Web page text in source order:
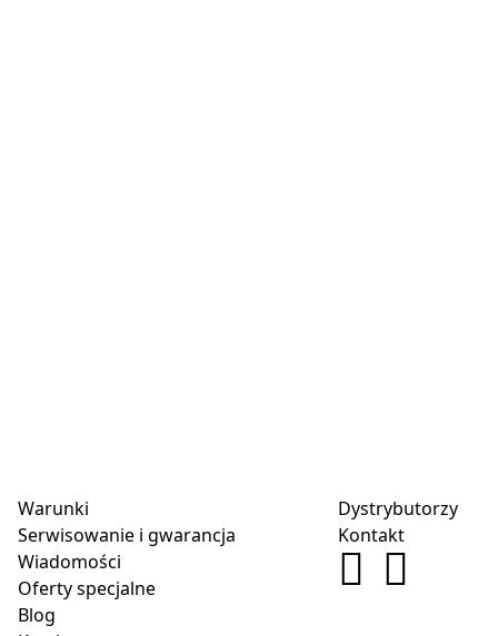
Warunki
Serwisowanie i gwarancja
Wiadomości
Oferty specjalne
Blog
Dystrybutorzy
Kontakt